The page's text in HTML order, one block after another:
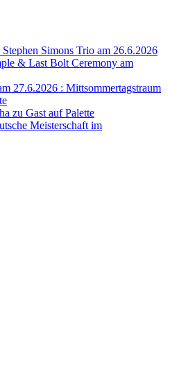
Simons Trio am 26.6.2026
& Last Bolt Ceremony am
27.6.2026 : Mittsommertagstraum
zu Gast auf Palette
Meisterschaft im